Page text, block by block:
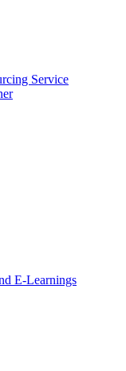
Service
E-Learnings